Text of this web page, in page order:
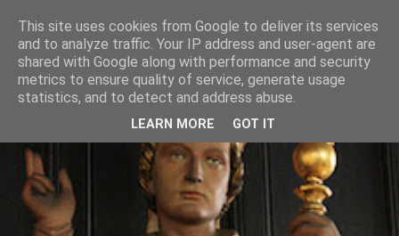
This site uses cookies from Google to deliver its services
and to analyze traffic. Your IP address and user-agent are
shared with Google along with performance and security
metrics to ensure quality of service, generate usage
statistics, and to detect and address abuse.
LEARN MORE GOT IT